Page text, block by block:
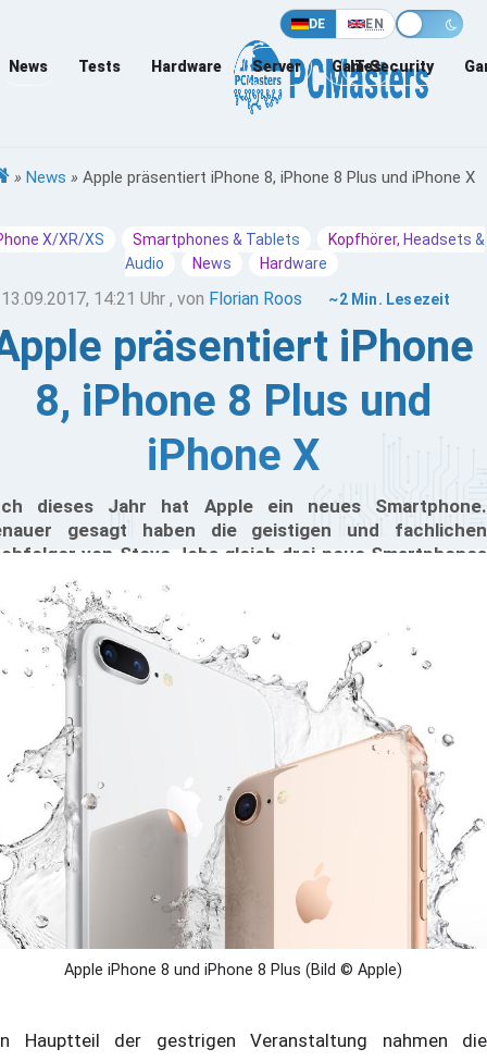
DE EN
News Tests Hardware Server Games
IT-Security
» News » Apple präsentiert iPhone 8, iPhone 8 Plus und iPhone X
X/XR/XS Smartphones & Tablets
Kopfhörer, Headsets &
Audio
News Hardware
13.09.2017, 14:21 Uhr , von Florian Roos ~2 Min. Lesezeit
präsentiert iPhone
8, iPhone 8 Plus und
iPhone X
dieses Jahr hat Apple ein neues Smartphone.
gesagt haben die geistigen und fachlichen
von Steve Jobs gleich drei neue Smartphones
Das iPhone 8, das größere und besser
iPhone 8 Plus und das Premium-Modell
X, das zum 10. Jubiläum erscheint. Wir zeigen euch
wichtigen Infos im Überblick.
Apple iPhone 8 und iPhone 8 Plus (Bild © Apple)
Hauptteil der gestrigen Veranstaltung nahmen die